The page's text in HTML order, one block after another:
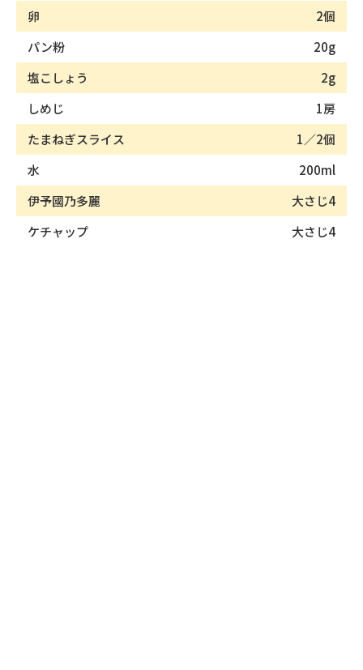
卵
2個
パン粉
20g
塩こしょう
2g
しめじ
1房
たまねぎスライス
1／2個
水
200ml
伊予國乃多麗
大さじ4
ケチャップ
大さじ4